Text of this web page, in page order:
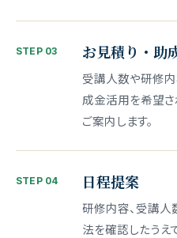
STEP 03 お見積り・助
受講人数や研修内
成金活用を希望
ご案内します。
STEP 04 日程提案
研修内容、受講人
法を確認したうえ